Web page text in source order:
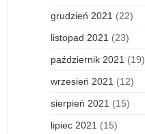
grudzień 2021 (22)
listopad 2021 (23)
październik 2021 (19)
wrzesień 2021 (12)
sierpień 2021 (15)
lipiec 2021 (15)